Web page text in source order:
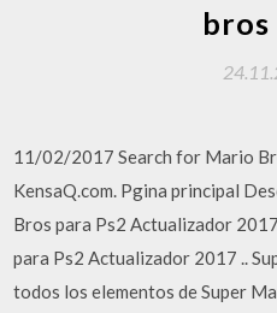
bros
11/02/2017 Search for Mario
KensaQ.com. Pgina principal
Bros para Ps2 Actualizador
para Ps2 Actualizador 2017 ..
todos los elementos de Super